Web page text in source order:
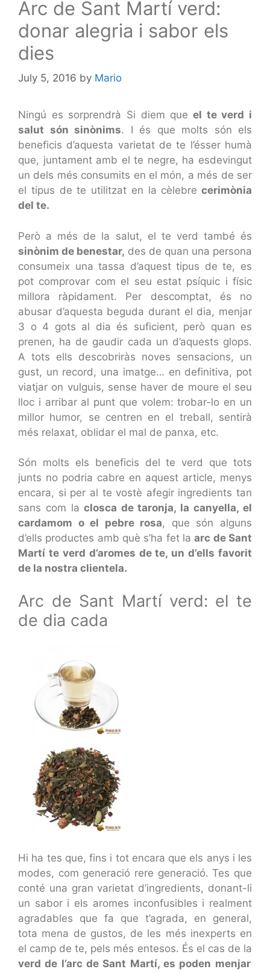
Arc de Sant Martí verd:
donar alegria i sabor els
dies
July 5, 2016 by Mario
Ningú es sorprendrà Si diem que el te verd i
salut són sinònims. I és que molts són els
beneficis d’aquesta varietat de te l’ésser humà
que, juntament amb el te negre, ha esdevingut
un dels més consumits en el món, a més de ser
el tipus de te utilitzat en la cèlebre cerimònia
del te.
Però a més de la salut, el te verd també és
sinònim de benestar, des de quan una persona
consumeix una tassa d’aquest tipus de te, es
pot comprovar com el seu estat psíquic i físic
millora ràpidament. Per descomptat, és no
abusar d’aquesta beguda durant el dia, menjar
3 o 4 gots al dia és suficient, però quan es
prenen, ha de gaudir cada un d’aquests glops.
A tots ells descobriràs noves sensacions, un
gust, un record, una imatge… en definitiva, pot
viatjar on vulguis, sense haver de moure el seu
lloc i arribar al punt que volem: trobar-lo en un
millor humor, se centren en el treball, sentirà
més relaxat, oblidar el mal de panxa, etc.
Són molts els beneficis del te verd que tots
junts no podria cabre en aquest article, menys
encara, si per al te vostè afegir ingredients tan
sans com la closca de taronja, la canyella, el
cardamom o el pebre rosa, que són alguns
d’ells productes amb què s’ha fet laarc de Sant
Martí te verd d’aromes de te, un d’ells favorit
de la nostra clientela.
Arc de Sant Martí verd: el te
de dia cada
Hi ha tes que, fins i tot encara que els anys i les
modes, com generació rere generació. Tes que
conté una gran varietat d’ingredients, donant-li
un sabor i els aromes inconfusibles i realment
agradables que fa que t’agrada, en general,
tota mena de gustos, de les més inexperts en
el camp de te, pels més entesos. És el cas de la
verd de l’arc de Sant Martí, es poden menjar